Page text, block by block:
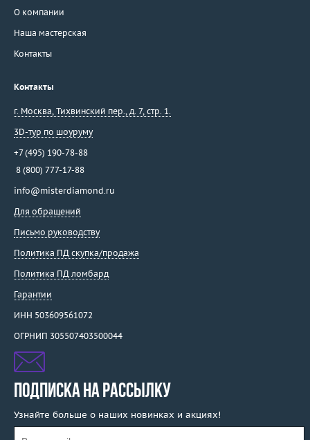
О компании
Наша мастерская
Контакты
Контакты
г. Москва, Тихвинский пер., д. 7, стр. 1.
3D-тур по шоуруму
+7 (495) 190-78-88
8 (800) 777-17-88
info@misterdiamond.ru
Для обращений
Письмо руководству
Политика ПД скупка/продажа
Политика ПД ломбард
Гарантии
ИНН 503609561072
ОГРНИП 305507403500044
ПОДПИСКА НА РАССЫЛКУ
Узнайте больше о наших новинках и акциях!